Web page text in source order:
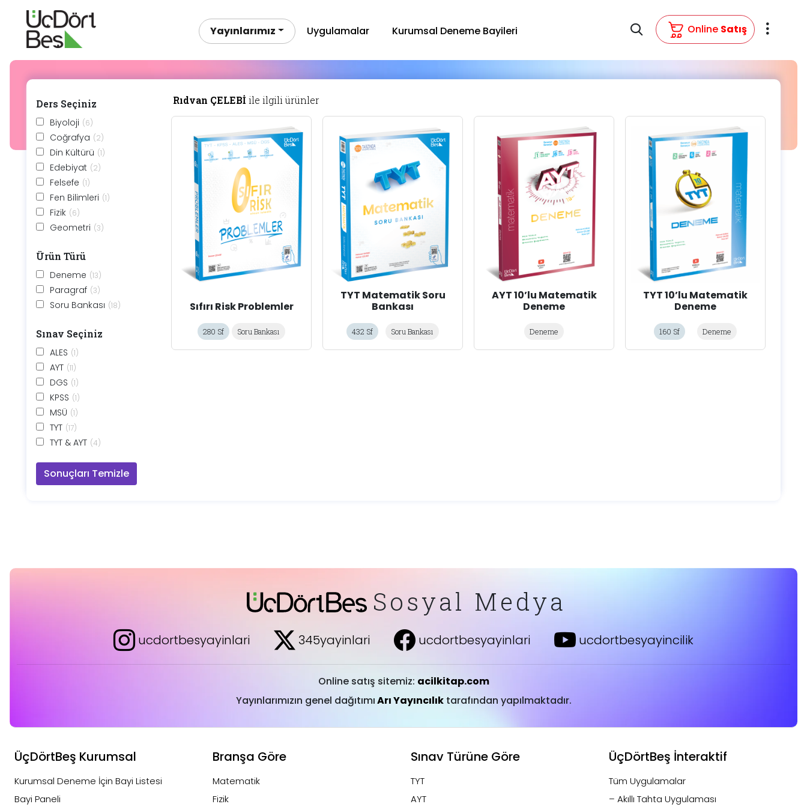
Yayınlarımız Uygulamalar Kurumsal Deneme Bayileri Online Satış
Ders Seçiniz
Biyoloji (6)
Coğrafya (2)
Din Kültürü (1)
Edebiyat (2)
Felsefe (1)
Fen Bilimleri (1)
Fizik (6)
Geometri (3)
Matematik
Sosyal Bilgiler
Tarih (1)
Tüm Dersler (1)
Ürün Türü
Deneme (13)
Paragraf (3)
Soru Bankası (18)
Sınav Seçiniz
ALES (1)
AYT (11)
DGS (1)
KPSS (1)
MSÜ (1)
TYT (17)
TYT & AYT (4)
Rıdvan ÇELEBİ ile ilgili ürünler
Sıfırı Risk Problemler
280 Sf Soru Bankası
TYT Matematik Soru
Bankası
432 Sf Soru Bankası
AYT 10’lu Matematik
Deneme
Deneme
TYT 10’lu Matematik
Deneme
160 Sf Deneme
Sosyal Medya
ucdortbesyayinlari 345yayinlari ucdortbesyayinlari ucdortbesyayincilik
Online satış sitemiz: acilkitap.com
Yayınlarımızın genel dağıtımıArı Yayıncılıktarafından yapılmaktadır.
ÜçDörtBeş Kurumsal
Kurumsal Deneme İçin Bayi Listesi
Bayi Paneli
Branşa Göre
Matematik
Fizik
Sınav Türüne Göre
TYT
AYT
ÜçDörtBeş İnteraktif
Tüm Uygulamalar
– Akıllı Tahta Uygulaması